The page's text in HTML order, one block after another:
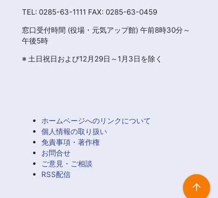
TEL: 0285-63-1111 FAX: 0285-63-0459
窓口受付時間 (役場・元気アップ館) 午前8時30分～
午後5時
※ 土日祝日および12月29日～1月3日を除く
ホームページへのリンクについて
個人情報の取り扱い
免責事項・著作権
お問合せ
ご意見・ご相談
RSS配信